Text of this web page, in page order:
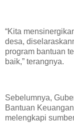
“Kita
desa,
program bantuan
baik,” terangnya.
Sebelumnya,
Bantuan
melengkapi